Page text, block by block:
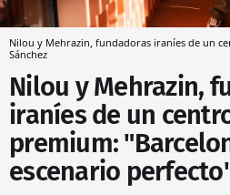
Nilou y Mehrazin, fundadoras iraníes de un
Sánchez
Nilou y Mehrazin,
iraníes de un
premium:
escenario